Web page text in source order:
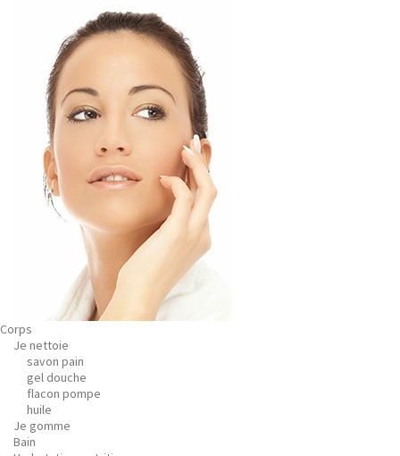
Corps
Je nettoie
savon pain
gel douche
flacon pompe
huile
Je gomme
Bain